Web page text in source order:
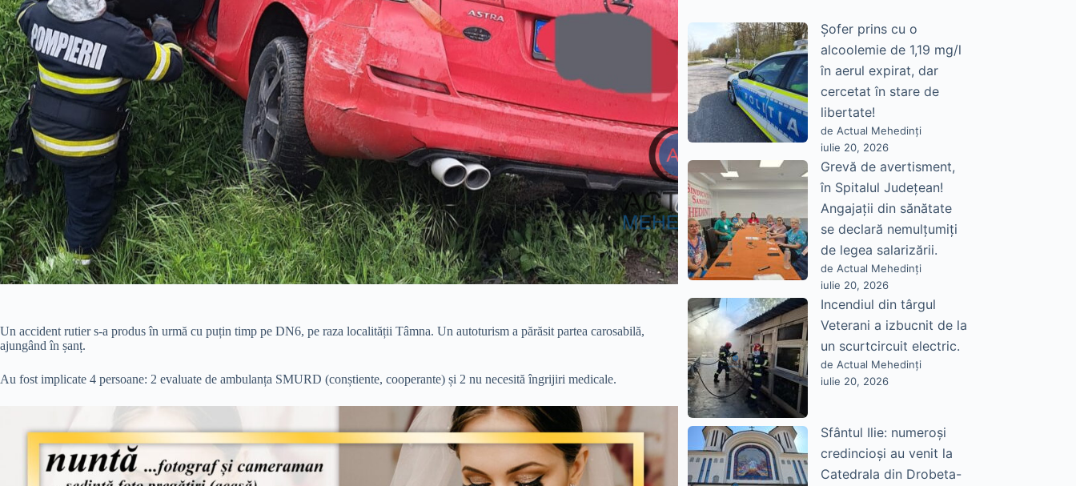
Un accident rutier s-a produs în urmă cu puțin timp pe DN6, pe raza localității Tâmna. Un autoturism a părăsit partea carosabilă,
ajungând în șanț.
Au fost implicate 4 persoane: 2 evaluate de ambulanța SMURD (conștiente, cooperante) și 2 nu necesită îngrijiri medicale.
Șofer prins cu o
alcoolemie de 1,19 mg/l
în aerul expirat, dar
cercetat în stare de
libertate!
de Actual Mehedinți
iulie 20, 2026
Grevă de avertisment,
în Spitalul Județean!
Angajații din sănătate
se declară nemulțumiți
de legea salarizării.
de Actual Mehedinți
iulie 20, 2026
Incendiul din târgul
Veterani a izbucnit de la
un scurtcircuit electric.
de Actual Mehedinți
iulie 20, 2026
Sfântul Ilie: numeroși
credincioși au venit la
Catedrala din Drobeta-